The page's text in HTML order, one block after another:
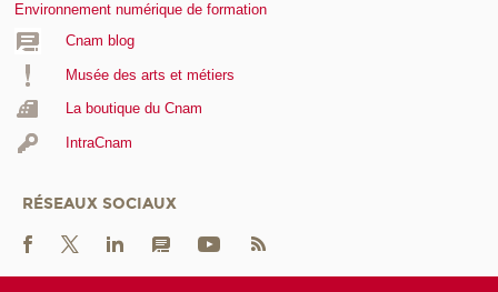
Environnement numérique de formation
Cnam blog
Musée des arts et métiers
La boutique du Cnam
IntraCnam
RÉSEAUX SOCIAUX